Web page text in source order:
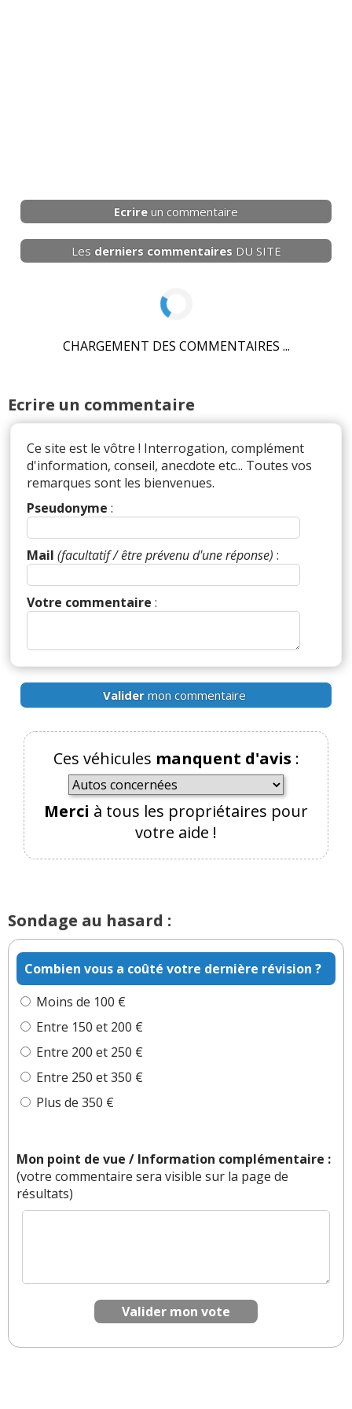
Ecrire un commentaire
Les derniers commentaires DU SITE
CHARGEMENT DES COMMENTAIRES ...
Ecrire un commentaire
Ce site est le vôtre ! Interrogation, complément
d'information, conseil, anecdote etc... Toutes vos
remarques sont les bienvenues.
Pseudonyme :
Mail (facultatif / être prévenu d'une réponse) :
Votre commentaire :
Validermon commentaire
Ces véhicules manquent d'avis :
Merci à tous les propriétaires pour
votre aide !
Sondage au hasard :
Combien vous a coûté votre dernière révision ?
Moins de 100 €
Entre 150 et 200 €
Entre 200 et 250 €
Entre 250 et 350 €
Plus de 350 €
Mon point de vue / Information complémentaire :
(votre commentaire sera visible sur la page de
résultats)
Valider mon vote